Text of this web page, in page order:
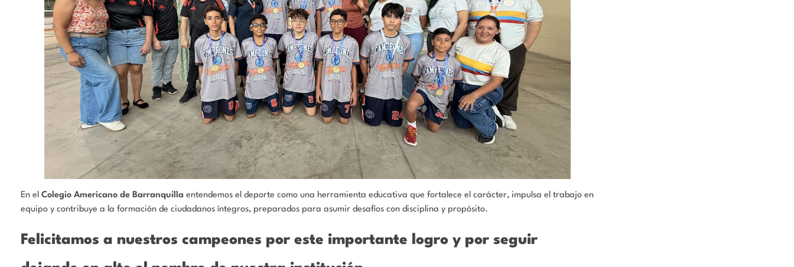
En el Colegio Americano de Barranquilla entendemos el deporte como una herramienta educativa que fortalece el carácter, impulsa el trabajo en
equipo y contribuye a la formación de ciudadanos íntegros, preparados para asumir desafíos con disciplina y propósito.
Felicitamos a nuestros campeones por este importante logro y por seguir